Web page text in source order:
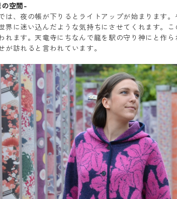
空間-
は、夜の帳が下りるとライトアップが始まります
界に迷い込んだような気持ちにさせてくれます。
れます。天竜寺にちなんで龍を駅の守り神にと作
が訪れると言われています。